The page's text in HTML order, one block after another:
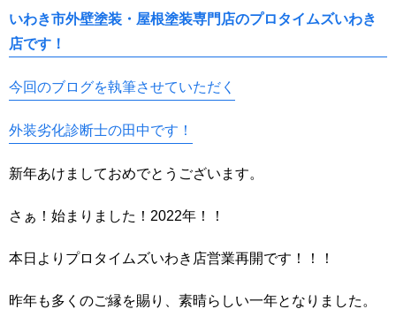
いわき市外壁塗装・屋根塗装専門店のプロタイムズいわき
店です！
今回のブログを執筆させていただく
外装劣化診断士の田中です！
新年あけましておめでとうございます。
さぁ！始まりました！2022年！！
本日よりプロタイムズいわき店営業再開です！！！
昨年も多くのご縁を賜り、素晴らしい一年となりました。